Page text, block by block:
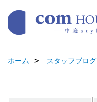
ホーム スタッフブログ